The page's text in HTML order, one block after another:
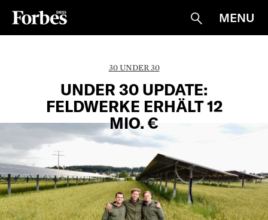
Suche
MENU
30 UNDER 30
UNDER 30 UPDATE:
FELDWERKE ERHÄLT 12
MIO. €